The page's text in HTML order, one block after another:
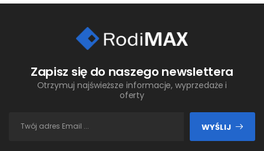
Zapisz się do naszego newslettera
Otrzymuj najświeższe informacje, wyprzedaże i
oferty
WYŚLIJ